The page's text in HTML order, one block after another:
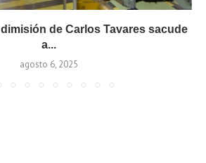
de Carlos Tavares sacude
a...
agosto 6, 2025